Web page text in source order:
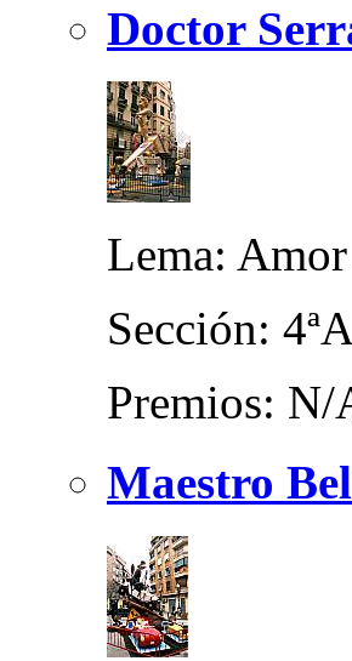
Doctor
Lema:
Sección: 4ªA
Premios: N/
Maestro